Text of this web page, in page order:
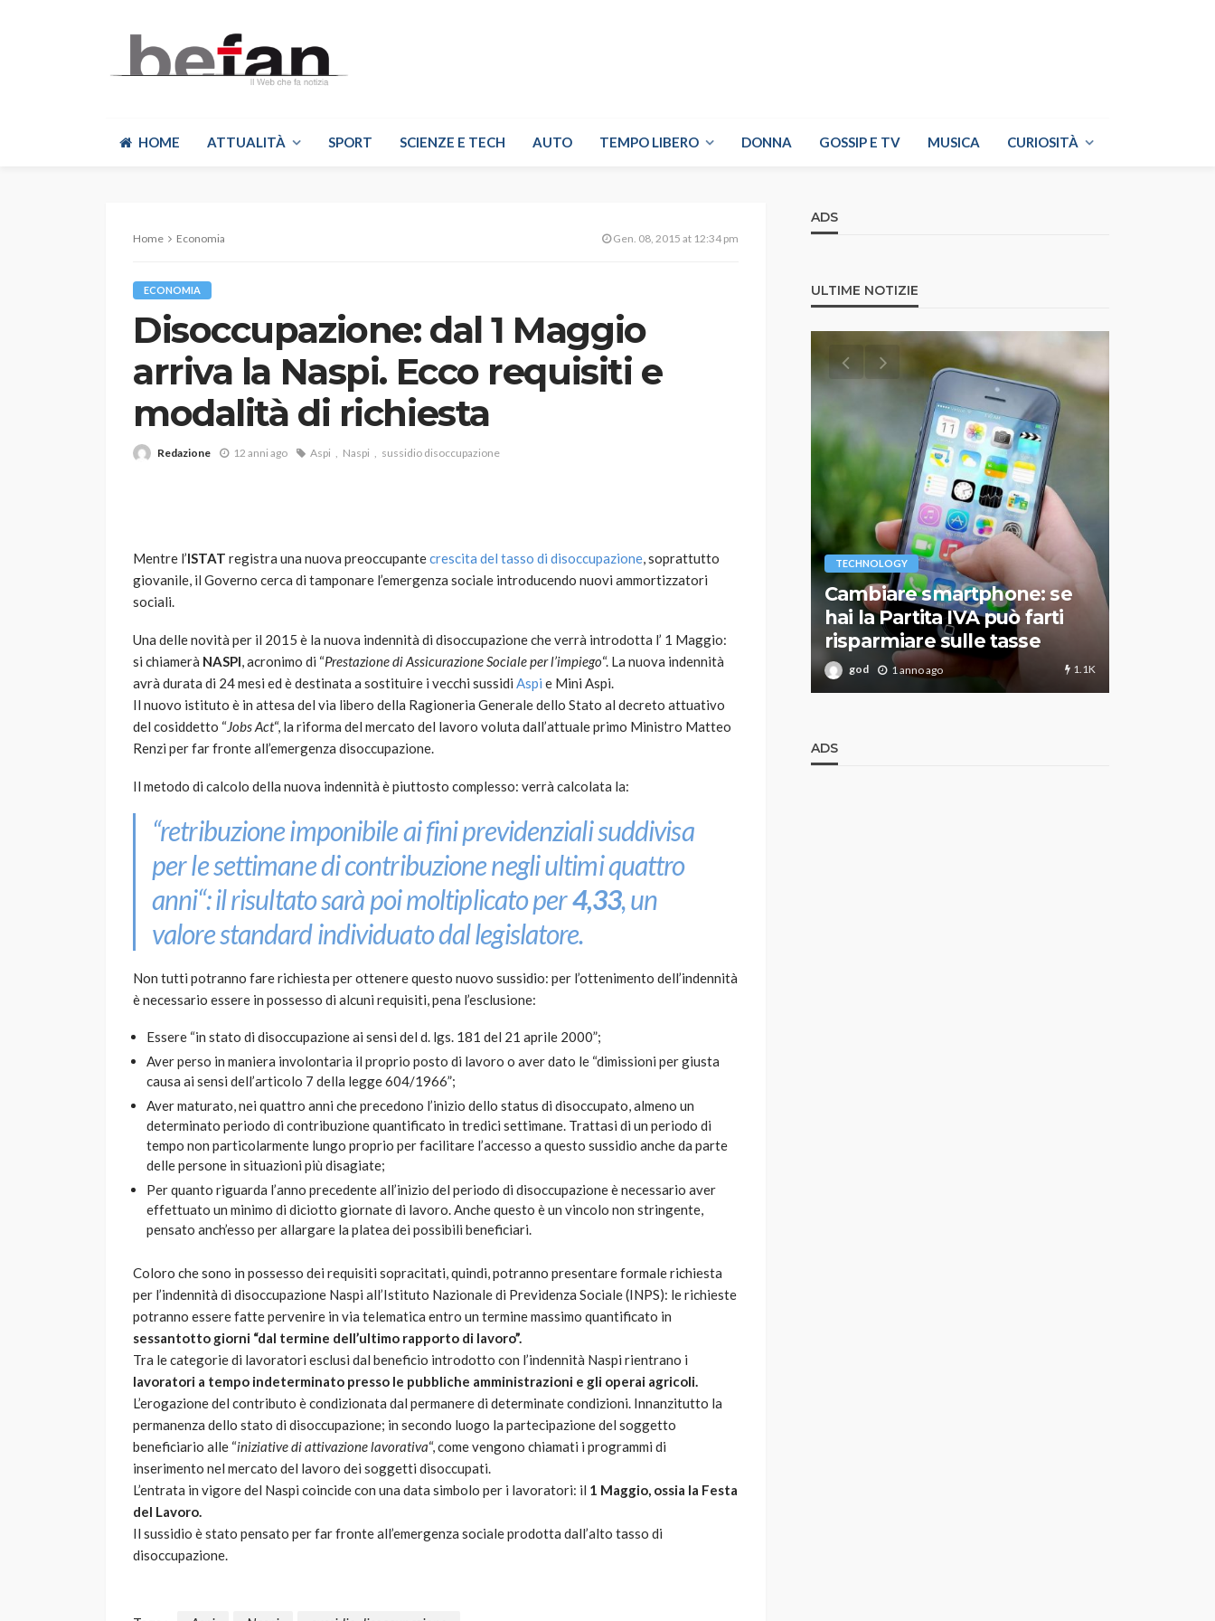
HOME ATTUALITÀ SPORT SCIENZE E TECH AUTO TEMPO LIBERO DONNA GOSSIP E TV MUSICA CURIOSITÀ
Home Economia Gen. 08, 2015 at 12:34 pm
ECONOMIA
Disoccupazione: dal 1 Maggio
arriva la Naspi. Ecco requisiti e
modalità di richiesta
Redazione 12 anni ago Aspi Naspi sussidio disoccupazione
Mentre l’ISTAT registra una nuova preoccupantecrescita del tasso di disoccupazione, soprattutto
giovanile, il Governo cerca di tamponare l’emergenza sociale introducendo nuovi ammortizzatori
sociali.
Una delle novità per il 2015 è la nuova indennità di disoccupazione che verrà introdotta l’ 1 Maggio:
si chiamerà NASPI, acronimo di “Prestazione di Assicurazione Sociale per l’impiego“. La nuova indennità
avrà durata di 24 mesi ed è destinata a sostituire i vecchi sussidi Aspi e Mini Aspi.
Il nuovo istituto è in attesa del via libero della Ragioneria Generale dello Stato al decreto attuativo
del cosiddetto “Jobs Act“, la riforma del mercato del lavoro voluta dall’attuale primo Ministro Matteo
Renzi per far fronte all’emergenza disoccupazione.
Il metodo di calcolo della nuova indennità è piuttosto complesso: verrà calcolata la:
“retribuzione imponibile ai fini previdenziali suddivisa
per le settimane di contribuzione negli ultimi quattro
anni“: il risultato sarà poi moltiplicato per4,33, un
valore standard individuato dal legislatore.
Non tutti potranno fare richiesta per ottenere questo nuovo sussidio: per l’ottenimento dell’indennità
è necessario essere in possesso di alcuni requisiti, pena l’esclusione:
Essere “in stato di disoccupazione ai sensi del d. lgs. 181 del 21 aprile 2000”;
Aver perso in maniera involontaria il proprio posto di lavoro o aver dato le “dimissioni per giusta
causa ai sensi dell’articolo 7 della legge 604/1966”;
Aver maturato, nei quattro anni che precedono l’inizio dello status di disoccupato, almeno un
determinato periodo di contribuzione quantificato in tredici settimane. Trattasi di un periodo di
tempo non particolarmente lungo proprio per facilitare l’accesso a questo sussidio anche da parte
delle persone in situazioni più disagiate;
Per quanto riguarda l’anno precedente all’inizio del periodo di disoccupazione è necessario aver
effettuato un minimo di diciotto giornate di lavoro. Anche questo è un vincolo non stringente,
pensato anch’esso per allargare la platea dei possibili beneficiari.
Coloro che sono in possesso dei requisiti sopracitati, quindi, potranno presentare formale richiesta
per l’indennità di disoccupazione Naspi all’Istituto Nazionale di Previdenza Sociale (INPS): le richieste
potranno essere fatte pervenire in via telematica entro un termine massimo quantificato in
sessantotto giorni “dal termine dell’ultimo rapporto di lavoro”.
Tra le categorie di lavoratori esclusi dal beneficio introdotto con l’indennità Naspi rientrano i
lavoratori a tempo indeterminato presso le pubbliche amministrazioni e gli operai agricoli.
L’erogazione del contributo è condizionata dal permanere di determinate condizioni. Innanzitutto la
permanenza dello stato di disoccupazione; in secondo luogo la partecipazione del soggetto
beneficiario alle “iniziative di attivazione lavorativa“, come vengono chiamati i programmi di
inserimento nel mercato del lavoro dei soggetti disoccupati.
L’entrata in vigore del Naspi coincide con una data simbolo per i lavoratori: il 1 Maggio, ossia la Festa
del Lavoro.
Il sussidio è stato pensato per far fronte all’emergenza sociale prodotta dall’alto tasso di
disoccupazione.
ADS
ULTIME NOTIZIE
VARIE
scegliere per il tuo prato
god 1 anno ago 786
Davis: tennis mondiale e
abbracciano la stessa causa
god 9 mesi ago
TECHNOLOGY
Cambiare smartphone: se
hai la Partita IVA può farti
risparmiare sulle tasse
god 1 anno ago 1.1K
ADS